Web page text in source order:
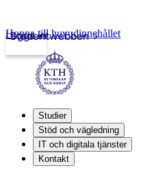
Studentwebben
Logga in
Hoppa till huvudinnehållet
Studier
Stöd och vägledning
IT och digitala tjänster
Kontakt